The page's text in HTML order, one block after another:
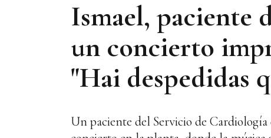
Ismael, paciente
un concierto
"Hai despedidas
Un paciente del Servicio de